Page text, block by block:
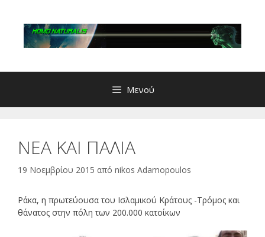
περιεχόμενο
Μενού
ΝΕΑ ΚΑΙ ΠΑΛΙΑ
19 Νοεμβρίου 2015 από nikos Adamopoulos
Ράκα, η πρωτεύουσα του Iσλαμικού Κράτους -Τρόμος και
θάνατος στην πόλη των 200.000 κατοίκων